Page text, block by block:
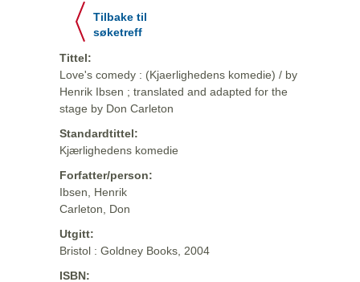
Tilbake til
søketreff
Tittel:
Love's comedy : (Kjaerlighedens komedie) / by
Henrik Ibsen ; translated and adapted for the
stage by Don Carleton
Standardtittel:
Kjærlighedens komedie
Forfatter/person:
Ibsen, Henrik
Carleton, Don
Utgitt:
Bristol : Goldney Books, 2004
ISBN: